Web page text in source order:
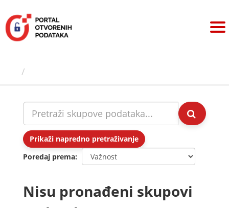
sadržaj
Prikaži napredno pretraživanje
Poredaj prema
Nisu pronađeni skupovi